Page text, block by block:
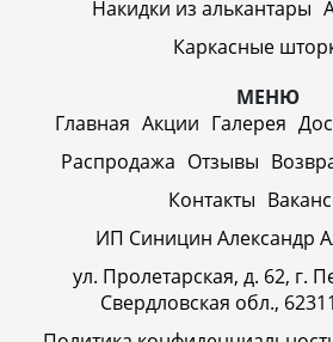
Накидки из алькантары
Каркасные
МЕНЮ
Главная Акции Галерея
Распродажа Отзывы
Контакты
ИП Синицин Александр
ул. Пролетарская, д. 62, г.
Свердловская обл.,